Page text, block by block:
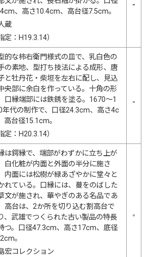
、高さ10.4cm、高台径7.5cm。
蔵
定：H19.3.14）
的な柿右衛門様式の皿で、乳白色の
の素地、型打ち技法による成形、唐
と牡丹花・柴垣を左右に配し、見込
央部に余白を作っている。十角の形
口縁端部には鉄銹を塗る。1670〜1
年代の制作で、口径24.3cm、高さ4c
高台径15.1cm。
定：H20.3.14）
は鍔縁で、端部がわずかに立ち上が
白化粧が内面と外面の半分に施さ
内面には松樹が緑あざやかに堂々と
れている。口縁には、蔓をのばした
文が施され、華やぎのある名品であ
高台は、2か所を切り込む割高台で
、武雄でつくられた古い製品の特長
つ。口径47.3cm、高さ17cm、底径
。
宏コレクション